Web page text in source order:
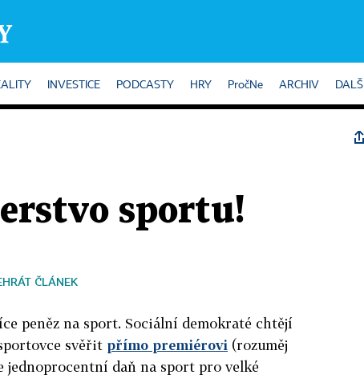
INVESTICE PODCASTY HRY PročNe ARCHIV DALŠÍ
sportu!
ČLÁNEK
peněz na sport. Sociální demokraté chtějí
svěřit přímo premiérovi (rozuměj
jednoprocentní daň na sport pro velké